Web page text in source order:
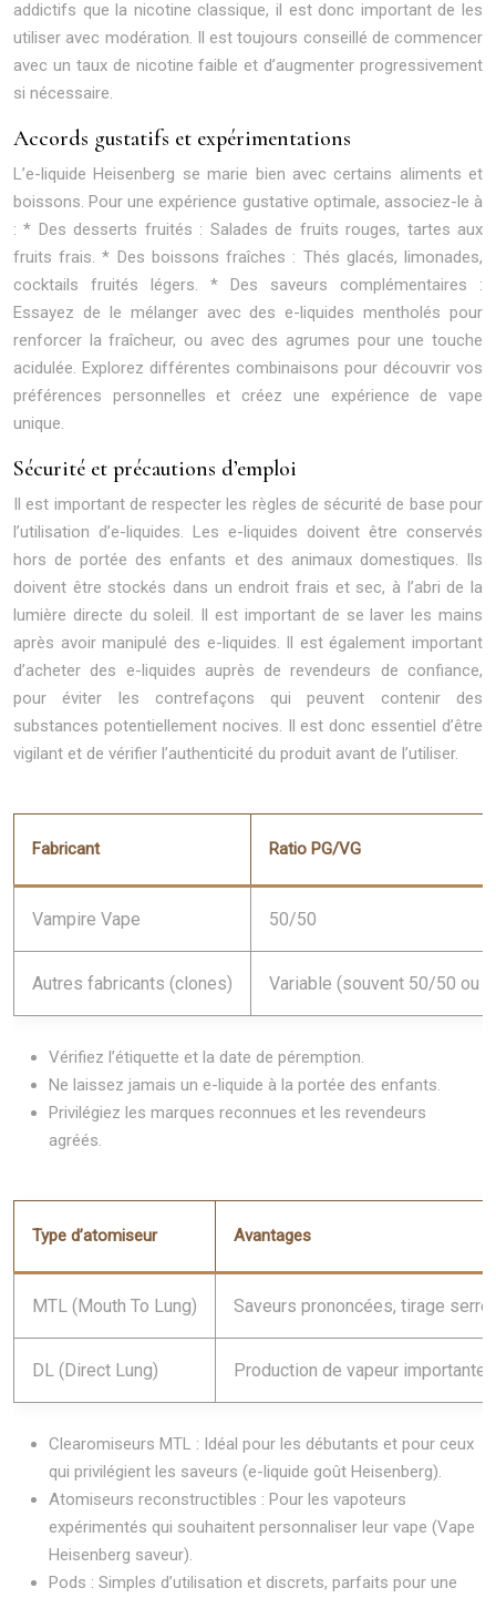
addictifs que la nicotine classique, il est donc important de les
utiliser avec modération. Il est toujours conseillé de commencer
avec un taux de nicotine faible et d’augmenter progressivement
si nécessaire.
Accords gustatifs et expérimentations
L’e-liquide Heisenberg se marie bien avec certains aliments et
boissons. Pour une expérience gustative optimale, associez-le à
: * Des desserts fruités : Salades de fruits rouges, tartes aux
fruits frais. * Des boissons fraîches : Thés glacés, limonades,
cocktails fruités légers. * Des saveurs complémentaires :
Essayez de le mélanger avec des e-liquides mentholés pour
renforcer la fraîcheur, ou avec des agrumes pour une touche
acidulée. Explorez différentes combinaisons pour découvrir vos
préférences personnelles et créez une expérience de vape
unique.
Sécurité et précautions d’emploi
Il est important de respecter les règles de sécurité de base pour
l’utilisation d’e-liquides. Les e-liquides doivent être conservés
hors de portée des enfants et des animaux domestiques. Ils
doivent être stockés dans un endroit frais et sec, à l’abri de la
lumière directe du soleil. Il est important de se laver les mains
après avoir manipulé des e-liquides. Il est également important
d’acheter des e-liquides auprès de revendeurs de confiance,
pour éviter les contrefaçons qui peuvent contenir des
substances potentiellement nocives. Il est donc essentiel d’être
vigilant et de vérifier l’authenticité du produit avant de l’utiliser.
Fabricant Ratio PG/VG
Vampire Vape 50/50
Autres fabricants (clones) Variable (souvent 50/50 ou
Vérifiez l’étiquette et la date de péremption.
Ne laissez jamais un e-liquide à la portée des enfants.
Privilégiez les marques reconnues et les revendeurs
agréés.
Type d’atomiseur Avantages
MTL (Mouth To Lung) Saveurs prononcées, tirage
DL (Direct Lung) Production de vapeur importante,
Clearomiseurs MTL : Idéal pour les débutants et pour ceux
qui privilégient les saveurs (e-liquide goût Heisenberg).
Atomiseurs reconstructibles : Pour les vapoteurs
expérimentés qui souhaitent personnaliser leur vape (Vape
Heisenberg saveur).
Pods : Simples d’utilisation et discrets, parfaits pour une